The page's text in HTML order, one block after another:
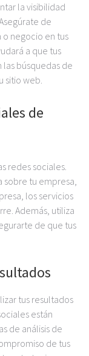
la visibilidad
de
o negocio en tus
a que tus
búsquedas de
sitio web.
de
redes sociales.
sobre tu empresa,
los servicios
Además, utiliza
de que tus
tus resultados
están
de análisis de
de tus